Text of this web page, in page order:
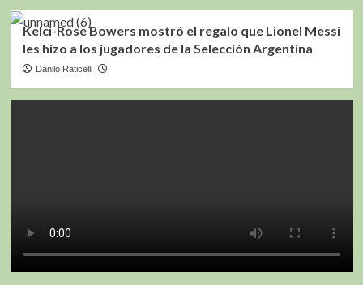
Kelci-Rose Bowers mostró el regalo que Lionel Messi
les hizo a los jugadores de la Selección Argentina
Danilo Raticelli